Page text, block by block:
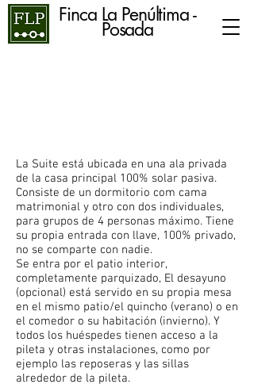
Finca La Penúltima -
Posada
La Suite está ubicada en una ala privada
de la casa principal 100% solar pasiva.
Consiste de un dormitorio com cama
matrimonial y otro con dos individuales,
para grupos de 4 personas máximo. Tiene
su propia entrada con llave, 100% privado,
no se comparte con nadie.
Se entra por el patio interior,
completamente parquizado, El desayuno
(opcional) está servido en su propia mesa
en el mismo patio/el quincho (verano) o en
el comedor o su habitación (invierno). Y
todos los huéspedes tienen acceso a la
pileta y otras instalaciones, como por
ejemplo las reposeras y las sillas
alrededor de la pileta.